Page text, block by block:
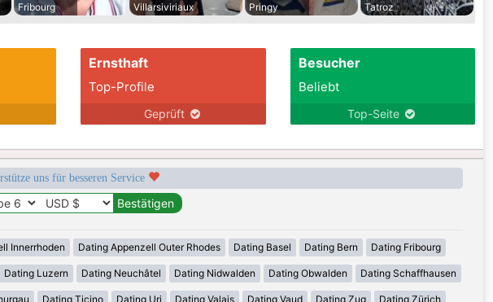
Fribourg
Villarsiviriaux
Pringy
Tatroz
Ernsthaft
Top-Profile
Geprüft
Besucher
Beliebt
Top-Seite
uns für besseren Service
Innerrhoden Dating Appenzell Outer Rhodes Dating Basel Dating Bern Dating Fribourg
Dating Luzern Dating Neuchâtel Dating Nidwalden Dating Obwalden Dating Schaffhausen
Dating Ticino Dating Uri Dating Valais Dating Vaud Dating Zug Dating Zürich